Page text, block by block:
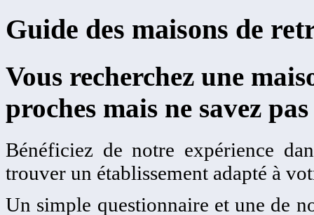
Guide des maisons de
Vous recherchez une
proches mais ne savez
Bénéficiez de notre expérience
trouver un établissement adapté à
Un simple questionnaire et une de